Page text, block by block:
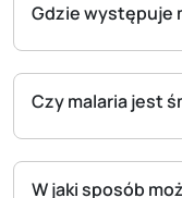
Gdzie występuje
Czy malaria jest
W jaki sposób